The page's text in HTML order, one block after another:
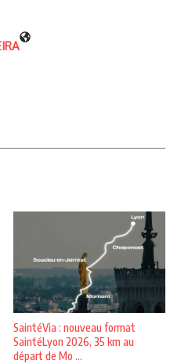
SaintéVia : nouveau format
SaintéLyon 2026, 35 km au
départ de Mo ...